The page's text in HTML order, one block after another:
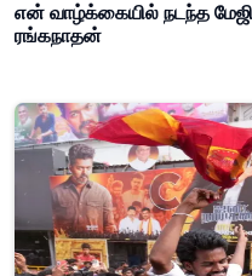
என் வாழ்க்கையில் நடந்த
ரங்கநாதன்